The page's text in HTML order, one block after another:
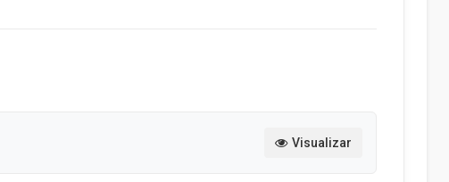
Visualizar